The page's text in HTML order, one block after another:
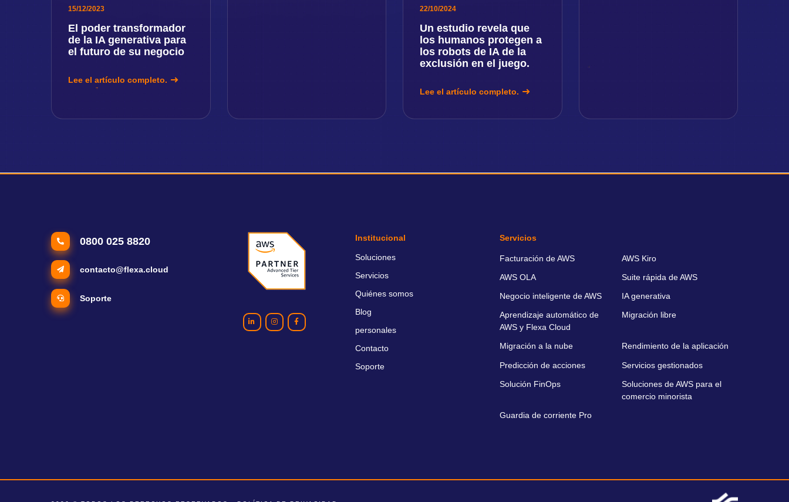
15/12/2023
El poder transformador
de la IA generativa para
el futuro de su negocio
Lee el artículo completo.
22/10/2024
Un estudio revela que
los humanos protegen a
los robots de IA de la
exclusión en el juego.
Lee el artículo completo.
0800 025 8820
contacto@flexa.cloud
Soporte
Institucional
Soluciones
Servicios
Quiénes somos
Blog
personales
Contacto
Soporte
Servicios
Facturación de AWS AWS Kiro
AWS OLA Suite rápida de AWS
Negocio inteligente de AWS IA generativa
Aprendizaje automático de
AWS y Flexa Cloud
Migración libre
Migración a la nube Rendimiento de la aplicación
Predicción de acciones Servicios gestionados
Solución FinOps
Soluciones de AWS para el
comercio minorista
Guardia de corriente Pro